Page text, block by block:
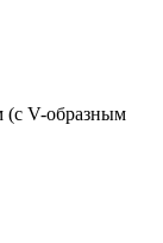
(с V-образным